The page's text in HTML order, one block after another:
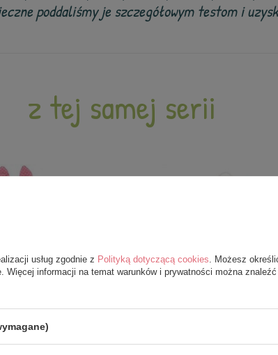
poddaliśmy je szczegółowym testom i
z tej samej serii
Personalizowana
Szarej Sukience
Uszatka w Szarej
usług zgodnie z Polityką dotyczącą cookies . Możesz
Więcej informacji na temat warunków i prywatności można